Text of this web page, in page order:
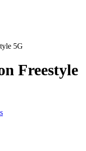
5G
Freestyle